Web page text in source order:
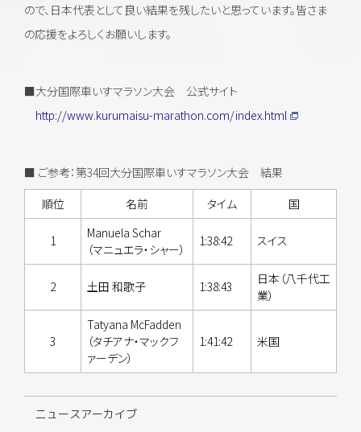
ので、日本代表として良い結果を残したいと思っています。皆さま
の応援をよろしくお願いします。
■大分国際車いすマラソン大会 公式サイト
http://www.kurumaisu-marathon.com/index.html
■ ご参考：第34回大分国際車いすマラソン大会 結果
順位
名前 タイム 国
1
Manuela Schar
（マニュエラ・シャー）
1:38:42 スイス
2 土田 和歌子 1:38:43
日本（八千代工
業）
3
Tatyana McFadden
（タチアナ・マックフ
ァーデン）
1:41:42 米国
ニュースアーカイブ